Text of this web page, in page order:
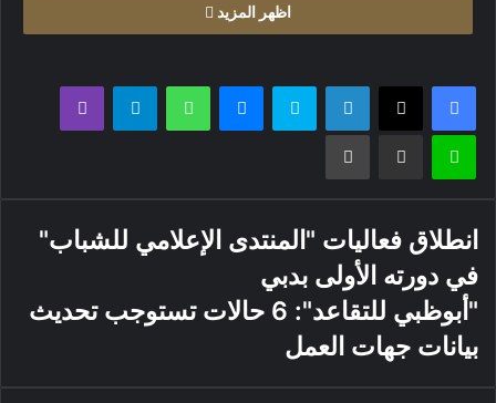
اظهر المزيد
فيسبوك X لينكدإن سكايب ماسنجر واتساب تيلقرام ڤايبر
لاين مشاركة عبر البريد طباعة
انطلاق فعاليات "المنتدى الإعلامي للشباب"
في دورته الأولى بدبي
"أبوظبي للتقاعد": 6 حالات تستوجب تحديث
بيانات جهات العمل‎